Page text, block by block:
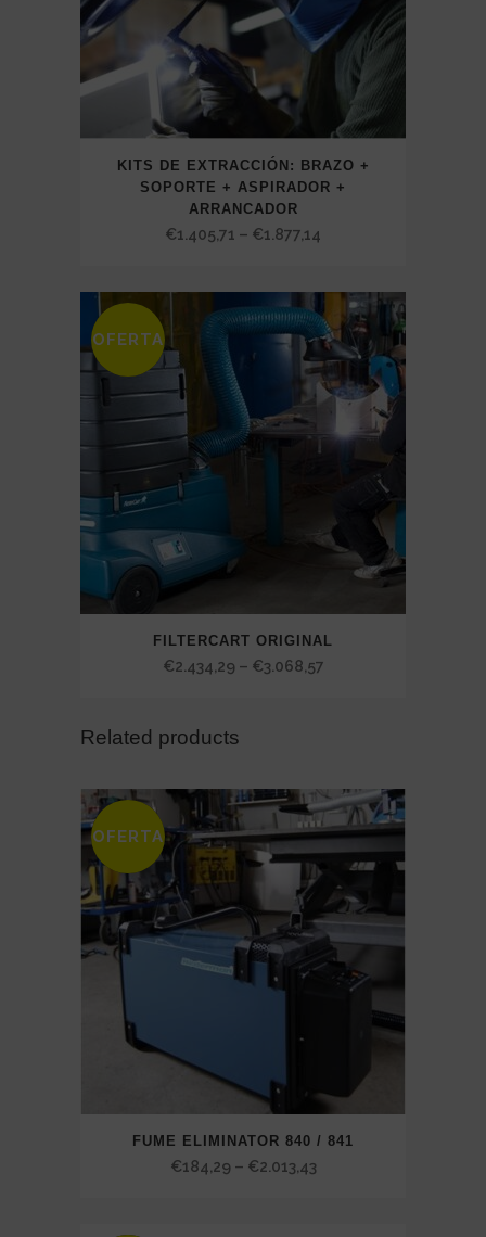
KITS DE EXTRACCIÓN: BRAZO +
SOPORTE + ASPIRADOR +
ARRANCADOR
€1.405,71 – €1.877,14
€1.405,71
through
€1.877,14
SALE
OFERTA
FILTERCART ORIGINAL
€2.434,29 – €3.068,57Price
Related products
SALE
OFERTA
FUME ELIMINATOR 840 / 841
€184,29 – €2.013,43Price